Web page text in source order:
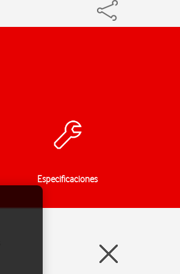
Especificaciones